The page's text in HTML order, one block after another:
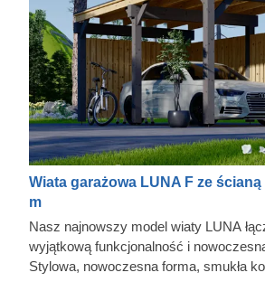
Wiata garażowa LUNA F ze
m
Nasz najnowszy model wiaty LUNA
wyjątkową funkcjonalność i
Stylowa, nowoczesna forma, smukła